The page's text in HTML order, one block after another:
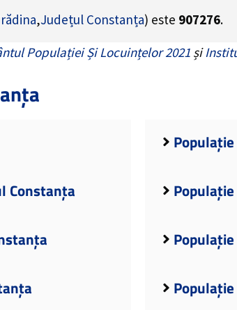
,Județul Constanța) este 907276.
Populației Și Locuințelor 2021 și
Constanța